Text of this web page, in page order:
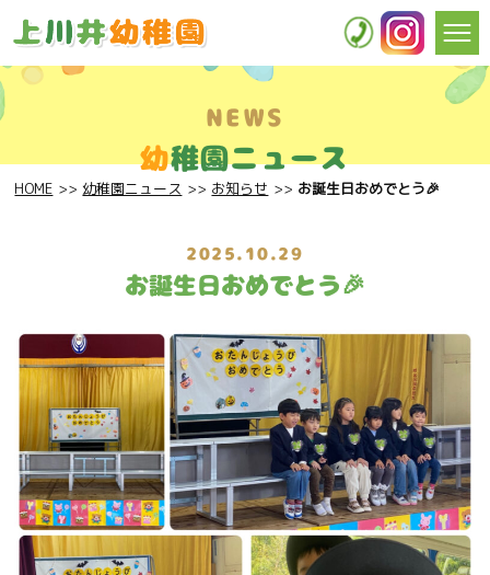
NEWS
幼稚園ニュース
HOME 幼稚園ニュース お知らせ お誕生日おめでとう🎉
2025.10.29
お誕生日おめでとう🎉